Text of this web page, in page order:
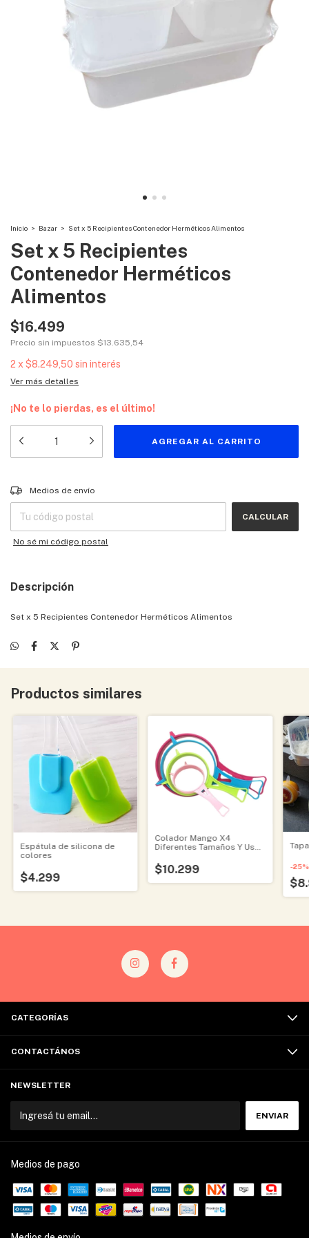
Inicio > Bazar > Set x 5 Recipientes Contenedor Herméticos Alimentos
Set x 5 Recipientes
Contenedor Herméticos
Alimentos
$16.499
Precio sin impuestos $13.635,54
2 x$8.249,50 sin interés
Ver más detalles
¡No te lo pierdas, es el último!
Entregas para el CP:
Medios de envío
CALCULAR
No sé mi código postal
Descripción
Set x 5 Recipientes Contenedor Herméticos Alimentos
Productos similares
Espátula de silicona de
colores
$4.299
Colador Mango X4
Diferentes Tamaños Y Usos
$10.299 -25
CATEGORÍAS
CONTACTÁNOS
NEWSLETTER
Medios de pago